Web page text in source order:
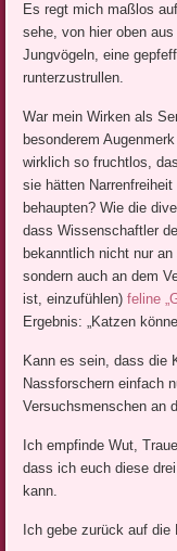
Es regt mich maßlos
sehe, von hier oben
Jungvögeln, eine
runterzustrullen.
War mein Wirken als
besonderem
wirklich so fruchtlos,
sie hätten
behaupten? Wie die
dass Wissenschaftler
bekanntlich nicht nur
sondern auch an dem
ist, einzufühlen)feline
Ergebnis: „Katzen
Kann es sein, dass die
Nassforschern einfach
Versuchsmenschen an
Ich empfinde Wut,
dass ich euch diese
kann.
Ich gebe zurück auf